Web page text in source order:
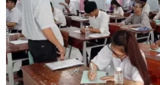
19/07/2019 22:22
Lợi dụng lúc chủ căn hộ tại
đã phá cửa, đục két để lấy đi
tổng giá trị hơn 8 tỷ đồng.